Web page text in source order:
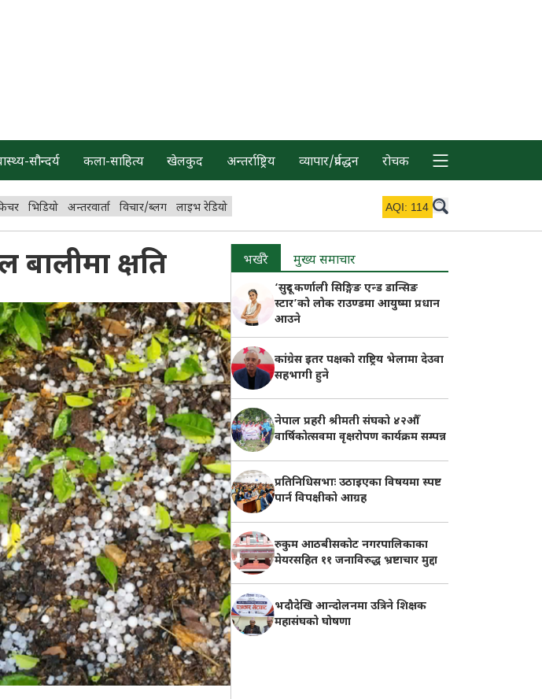
सौन्दर्य कला-साहित्य खेलकुद अन्तर्राष्ट्रिय व्यापार/प्रर्वद्धन रोचक
भिडियो अन्तरवार्ता विचार/ब्लग लाइभ रेडियो AQI: 114
क्षति भर्खरै मुख्य समाचार
‘सुदूर कर्णाली सिङ्गिङ एन्ड डान्सिङ
स्टार’को लोक राउण्डमा आयुष्मा प्रधान
आउने
कांग्रेस इतर पक्षको राष्ट्रिय भेलामा देउवा
सहभागी हुने
नेपाल प्रहरी श्रीमती संघको ४२औँ
वार्षिकोत्सवमा वृक्षरोपण कार्यक्रम सम्पन्न
प्रतिनिधिसभाः उठाइएका विषयमा स्पष्ट
पार्न विपक्षीको आग्रह
रुकुम आठबीसकोट नगरपालिकाका
मेयरसहित ११ जनाविरुद्ध भ्रष्टाचार मुद्दा
भदौदेखि आन्दोलनमा उत्रिने शिक्षक
महासंघको घोषणा